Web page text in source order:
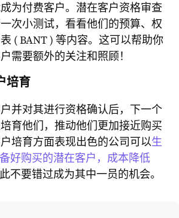
为付费客户。潜在客户资格审查
次小测试，看看他们的预算、权
( BANT ) 等内容。这可以帮助你
需要额外的关注和照顾！
培育
并对其进行资格确认后，下一个
育他们，推动他们更加接近购买
培育方面表现出色的公司可以生
好购买的潜在客户，成本降低
不要错过成为其中一员的机会。